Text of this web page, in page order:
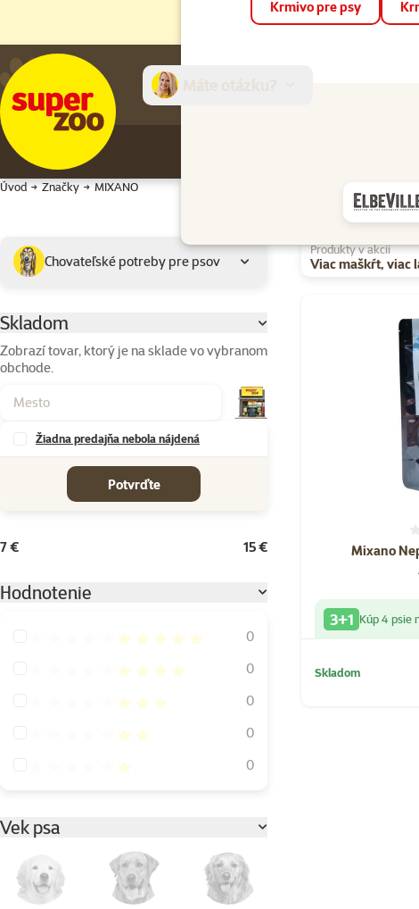
Krmivo pre psy
Úvod Značky MIXANO
Podkategória
Chovateľské potreby pre psov
Parametrický filter
Skladom
Zobrazí tovar, ktorý je na sklade vo vybranom
obchode.
Žiadna predajňa nebola nájdená
Potvrďte
7 € 15 €
Hodnotenie
Hodnotenie 100%
0
Hodnotenie 80%
0
Hodnotenie 60%
0
Hodnotenie 40%
0
Hodnotenie 20%
0
Vek psa
Vybrané filtre
Produkty v akcii
Viac maškŕt, viac
Mixano
3+1 Kúp 4 psie
Skladom